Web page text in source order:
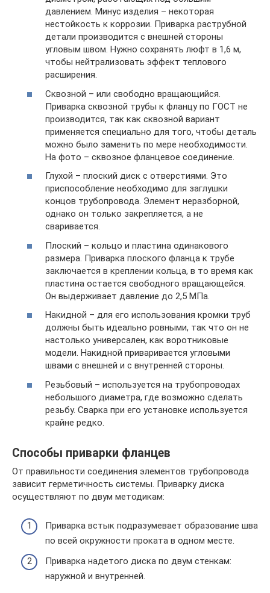
давлением. Минус изделия – некоторая
нестойкость к коррозии. Приварка раструбной
детали производится с внешней стороны
угловым швом. Нужно сохранять люфт в 1,6 м,
чтобы нейтрализовать эффект теплового
расширения.
Сквозной – или свободно вращающийся.
Приварка сквозной трубы к фланцу по ГОСТ не
производится, так как сквозной вариант
применяется специально для того, чтобы деталь
можно было заменить по мере необходимости.
На фото – сквозное фланцевое соединение.
Глухой – плоский диск с отверстиями. Это
приспособление необходимо для заглушки
концов трубопровода. Элемент неразборной,
однако он только закрепляется, а не
сваривается.
Плоский – кольцо и пластина одинакового
размера. Приварка плоского фланца к трубе
заключается в креплении кольца, в то время как
пластина остается свободного вращающейся.
Он выдерживает давление до 2,5 МПа.
Накидной – для его использования кромки труб
должны быть идеально ровными, так что он не
настолько универсален, как воротниковые
модели. Накидной приваривается угловыми
швами с внешней и с внутренней стороны.
Резьбовый – используется на трубопроводах
небольшого диаметра, где возможно сделать
резьбу. Сварка при его установке используется
крайне редко.
Способы приварки фланцев
От правильности соединения элементов трубопровода
зависит герметичность системы. Приварку диска
осуществляют по двум методикам:
Приварка встык подразумевает образование шва
по всей окружности проката в одном месте.
Приварка надетого диска по двум стенкам:
наружной и внутренней.